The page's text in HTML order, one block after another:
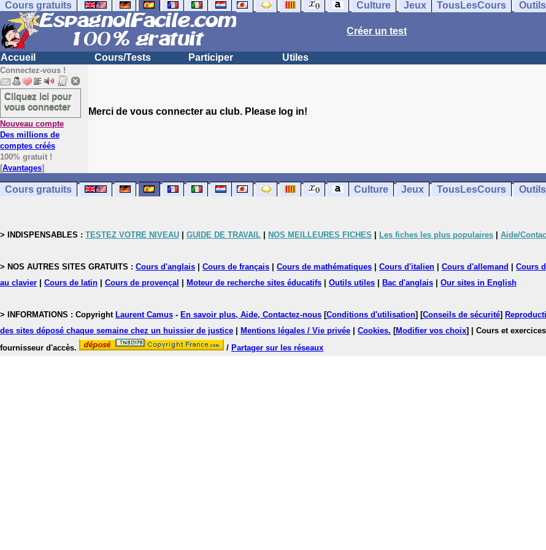
Cours gratuits Culture Jeux TousLesCours Outils
Créer un test
Accueil Cours/Tests Participer Utiles
Connectez-vous !
Cliquez ici pour
vous connecter
Nouveau compte
Des millions de
comptes créés
100% gratuit !
[Avantages]
Merci de vous connecter au club. Please log in!
Cours gratuits Culture Jeux TousLesCours Outils
> INDISPENSABLES : TESTEZ VOTRE NIVEAU GUIDE DE TRAVAIL NOS MEILLEURES FICHES Les fiches les plus populaires Aide/
> NOS AUTRES SITES GRATUITS : Cours d'anglais Cours de français Cours de mathématiques Cours d'italien Cours d'allemand Cours
au clavier
Cours de latin Cours de provençal Moteur de recherche sites éducatifs Outils utiles Bac d'anglais Our sites in English
> INFORMATIONS : Copyright Laurent Camus - En savoir plus, Aide, Contactez-nous [Conditions d'utilisation] [Conseils de sécurité]
des sites déposé chaque semaine chez un huissier de justice
Mentions légales / Vie privée Cookies. [Modifier vos choix]
| Cours et
fournisseur d'accès.
/ Partager sur les réseaux